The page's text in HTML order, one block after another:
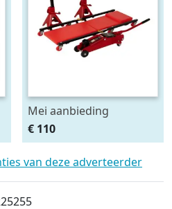
Mei aanbieding
Monteursligkar+2 tons
krik + 2 assteunen
€ 110
van deze adverteerder